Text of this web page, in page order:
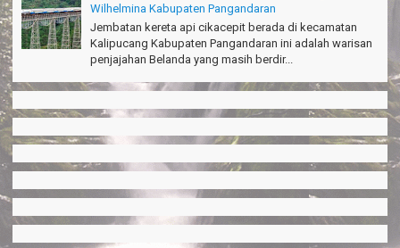
Wilhelmina Kabupaten Pangandaran
Jembatan kereta api cikacepit berada di kecamatan
Kalipucang Kabupaten Pangandaran ini adalah warisan
penjajahan Belanda yang masih berdir...